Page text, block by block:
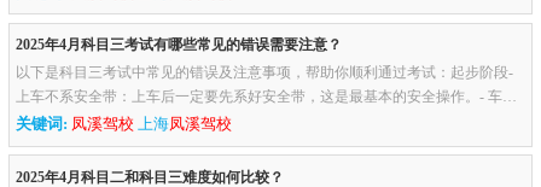
2025年4月科目三考试有哪些常见的错误需要注意？
以下是科目三考试中常见的错误及注意事项，帮助你顺利通过考试：起步阶段-
上车不系安全带：上车后一定要先系好安全带，这是最基本的安全操作。- 车门
未关闭：检查车门是否关好，确保行车安全。- 起步操作不规范：按...
关键词: 凤溪驾校 上海凤溪驾校
2025年4月科目二和科目三难度如何比较？